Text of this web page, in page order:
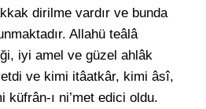
dirilme vardır ve bunda
Allahü teâlâ
iyi amel ve güzel ahlâk
ve kimi itâatkâr, kimi âsî,
ı ni’met edici oldu.